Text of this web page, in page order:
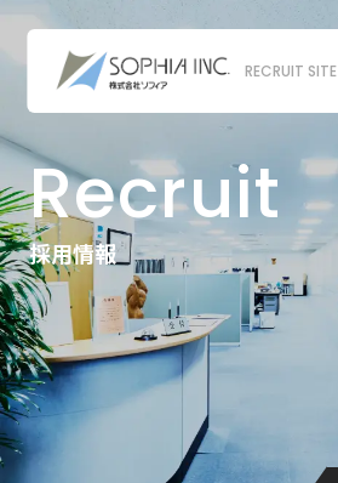
RECRUIT SITE
Recruit
採用情報